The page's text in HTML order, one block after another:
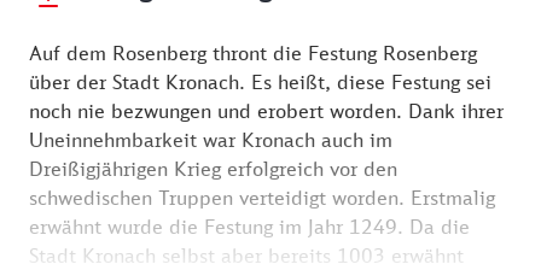
Auf dem Rosenberg thront die Festung Rosenberg
über der Stadt Kronach. Es heißt, diese Festung sei
noch nie bezwungen und erobert worden. Dank ihrer
Uneinnehmbarkeit war Kronach auch im
Dreißigjährigen Krieg erfolgreich vor den
schwedischen Truppen verteidigt worden. Erstmalig
erwähnt wurde die Festung im Jahr 1249. Da die
Stadt Kronach selbst aber bereits 1003 erwähnt